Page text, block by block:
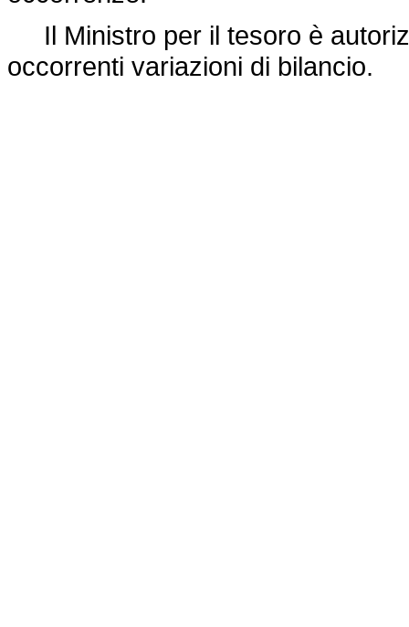
Il Ministro per il tesoro è
occorrenti variazioni di bilancio.